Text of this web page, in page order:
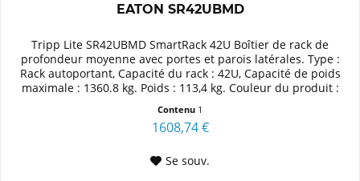
EATON SR42UBMD
Tripp Lite SR42UBMD SmartRack 42U Boîtier de rack de
profondeur moyenne avec portes et parois latérales. Type :
Rack autoportant, Capacité du rack : 42U, Capacité de poids
maximale : 1360.8 kg. Poids : 113,4 kg. Couleur du produit :
Contenu 1
1608,74 €
Se souv.